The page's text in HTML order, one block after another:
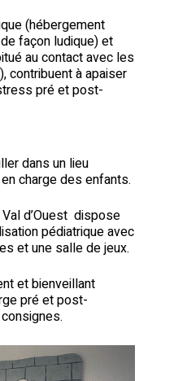
(hébergement
façon ludique) et
au contact avec les
contribuent à apaiser
pré et post-
dans un lieu
charge des enfants.
d’Ouest dispose
pédiatrique avec
et une salle de jeux.
et bienveillant
pré et post-